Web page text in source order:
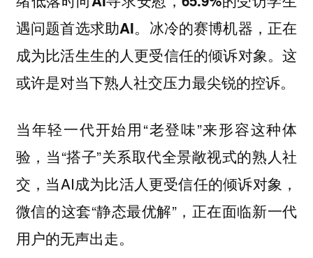
遇问题首选求助AI。 冰冷的赛博机器，正在
成为比活生生的人更受信任的倾诉对象。这
或许是对当下熟人社交压力最尖锐的控诉。
当年轻一代开始用“老登味”来形容这种体
验，当“搭子”关系取代全景敞视式的熟人社
交，当AI成为比活人更受信任的倾诉对象，
微信的这套“静态最优解”，正在面临新一代
用户的无声出走。